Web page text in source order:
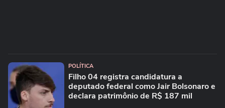
POLÍTICA
Filho 04 registra candidatura a
deputado federal como Jair Bolsonaro e
declara patrimônio de R$ 187 mil